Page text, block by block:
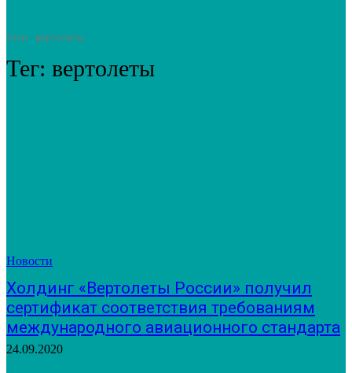
Теги вертолеты
Тег: вертолеты
Новости
Холдинг «Вертолеты России» получил
сертификат соответствия требованиям
международного авиационного стандарта
24.09.2020